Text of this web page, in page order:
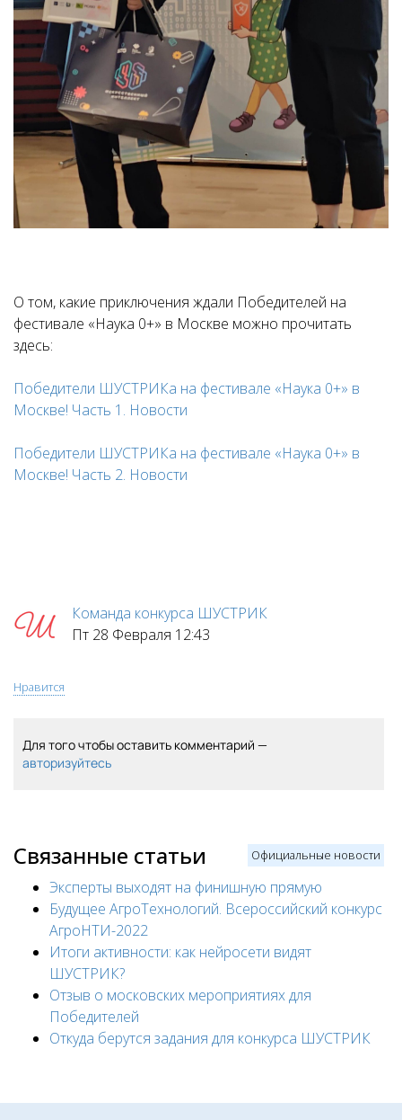
О том, какие приключения ждали Победителей на
фестивале «Наука 0+» в Москве можно прочитать
здесь:
Победители ШУСТРИКа на фестивале «Наука 0+» в
Москве! Часть 1. Новости
Победители ШУСТРИКа на фестивале «Наука 0+» в
Москве! Часть 2. Новости
Команда конкурса ШУСТРИК
Пт 28 Февраля 12:43
Нравится
Для того чтобы оставить комментарий —
авторизуйтесь
Официальные новости
Связанные статьи
Эксперты выходят на финишную прямую
Будущее АгроТехнологий. Всероссийский конкурс
АгроНТИ-2022
Итоги активности: как нейросети видят
ШУСТРИК?
Отзыв о московских мероприятиях для
Победителей
Откуда берутся задания для конкурса ШУСТРИК